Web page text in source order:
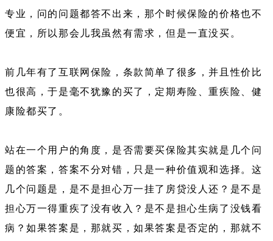
专业，问的问题都答不出来，那个时候保险的价格也不
便宜，所以那会儿我虽然有需求，但是一直没买。
前几年有了互联网保险，条款简单了很多，并且性价比
也很高，于是毫不犹豫的买了，定期寿险、重疾险、健
康险都买了。
站在一个用户的角度，是否需要买保险其实就是几个问
题的答案，答案不分对错，只是一种价值观和选择。这
几个问题是，是不是担心万一挂了房贷没人还？是不是
担心万一得重疾了没有收入？是不是担心生病了没钱看
病？如果答案是，那就买，如果答案是否定的，那就不